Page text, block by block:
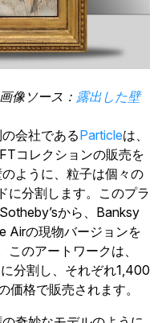
画像ソース： 露出した壁
会社であるParticleは、
コレクションの販売を
ように、粒子は個々の
に分割します。このプラ
から、Banksy
Airの現物バージョンを
このアートワークは、
分割し、それぞれ1,400
価格で販売されます。